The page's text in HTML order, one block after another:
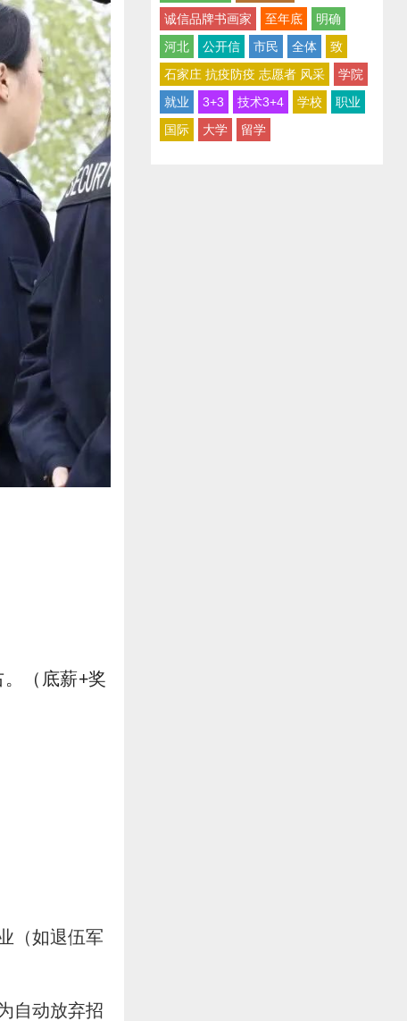
（底薪+奖
（如退伍军
自动放弃招
诚信品牌书画家
至年底
明确
河北
公开信 市民 全体
致
石家庄 抗疫防疫 志愿者 风采
学院
就业
3+3 技术3+4 学校
职业
国际
大学 留学